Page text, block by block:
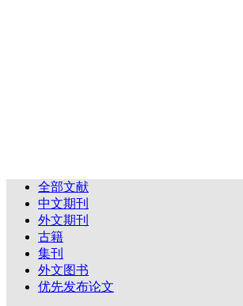
全部文献
中文期刊
外文期刊
古籍
集刊
外文图书
优先发布论文